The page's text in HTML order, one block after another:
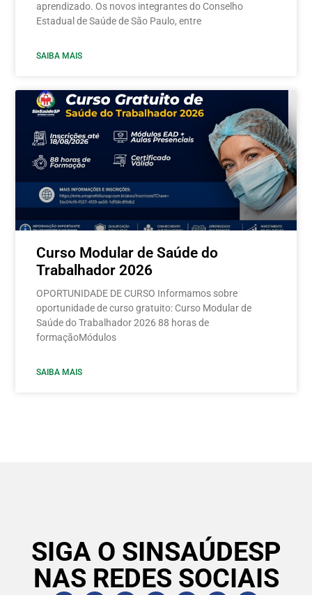
aprendizado. Os novos integrantes do Conselho
Estadual de Saúde de São Paulo, entre
SAIBA MAIS
Curso Modular de Saúde do
Trabalhador 2026
OPORTUNIDADE DE CURSO Informamos sobre
oportunidade de curso gratuito: Curso Modular de
Saúde do Trabalhador 2026 88 horas de
formaçãoMódulos
SAIBA MAIS
SIGA O SINSAÚDESP
NAS REDES SOCIAIS